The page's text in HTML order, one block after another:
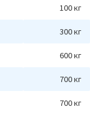
100 кг
300 кг
600 кг
700 кг
700 кг